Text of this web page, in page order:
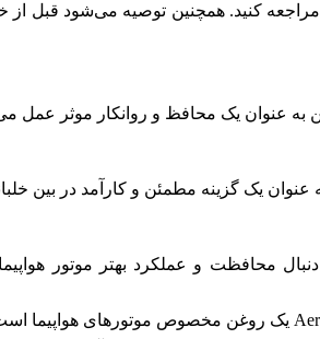
کنید. همچنین توصیه می‌شود قبل
به عنوان یک محافظ و روانکار موثر عمل
عنوان یک گزینه مطمئن و کارآمد در بین
محافظت و عملکرد بهتر موتور